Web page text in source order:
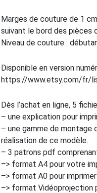
Marges de couture de 1
suivant le bord des pièces
Niveau de couture :
Disponible en version
https://www.etsy.com/fr/
Dès l’achat en ligne, 5
– une explication pour
– une gamme de montage
réalisation de ce modèle.
– 3 patrons pdf
–> format A4 pour votre
–> format A0 pour
–> format Vidéoprojection